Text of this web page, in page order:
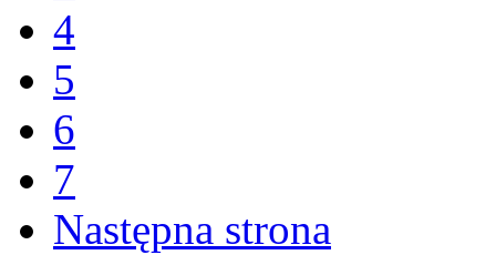
4
5
6
7
Następna strona